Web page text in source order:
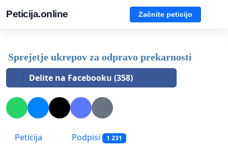
Peticija.online Začnite peticijo
Sprejetje ukrepov za odpravo prekarnosti
Delite na Facebooku (358)
Peticija Podpisi 1 231